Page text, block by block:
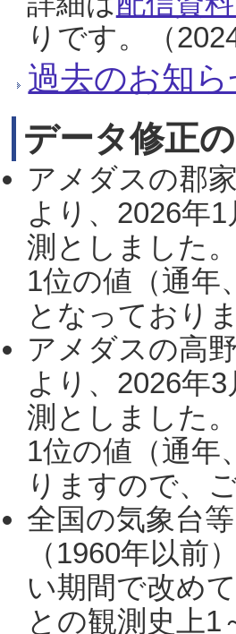
りです。（
過去のお知ら
データ修正
アメダスの郡
より、2026年
測としました
1位の値（通年
となっており
アメダスの高
より、2026年
測としました
1位の値（通年
りますので、
全国の気象台
（1960年以前
い期間で改め
との観測史上